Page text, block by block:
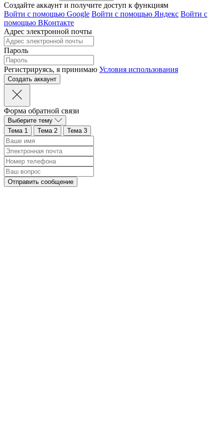
Создайте аккаунт и получите доступ к функциям
Войти с помощью Google Войти с помощью Яндекс Войти с
помощью ВКонтакте
Адрес электронной почты
Пароль
Регистрируясь, я принимаю Условия использования
Форма обратной связи
Выберите тему
Тема 1
Тема 2 Тема 3
Отправить сообщение